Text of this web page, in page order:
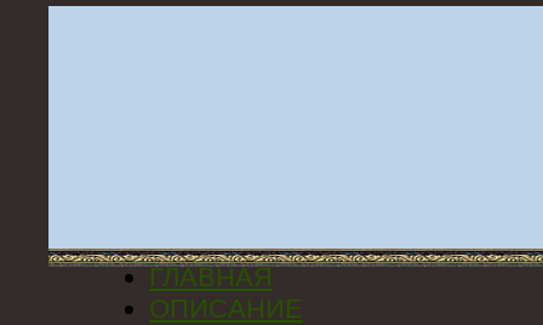
ГЛАВНАЯ
ОПИСАНИЕ